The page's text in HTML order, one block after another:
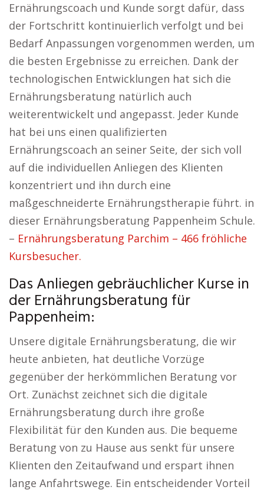
Ernährungscoach und Kunde sorgt dafür, dass
der Fortschritt kontinuierlich verfolgt und bei
Bedarf Anpassungen vorgenommen werden, um
die besten Ergebnisse zu erreichen. Dank der
technologischen Entwicklungen hat sich die
Ernährungsberatung natürlich auch
weiterentwickelt und angepasst. Jeder Kunde
hat bei uns einen qualifizierten
Ernährungscoach an seiner Seite, der sich voll
auf die individuellen Anliegen des Klienten
konzentriert und ihn durch eine
maßgeschneiderte Ernährungstherapie führt. in
dieser Ernährungsberatung Pappenheim Schule.
– Ernährungsberatung Parchim – 466 fröhliche
Kursbesucher.
Das Anliegen gebräuchlicher Kurse in
der Ernährungsberatung für
Pappenheim:
Unsere digitale Ernährungsberatung, die wir
heute anbieten, hat deutliche Vorzüge
gegenüber der herkömmlichen Beratung vor
Ort. Zunächst zeichnet sich die digitale
Ernährungsberatung durch ihre große
Flexibilität für den Kunden aus. Die bequeme
Beratung von zu Hause aus senkt für unsere
Klienten den Zeitaufwand und erspart ihnen
lange Anfahrtswege. Ein entscheidender Vorteil